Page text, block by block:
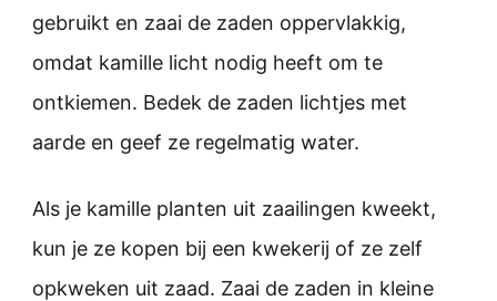
gebruikt en zaai de zaden oppervlakkig,
omdat kamille licht nodig heeft om te
ontkiemen. Bedek de zaden lichtjes met
aarde en geef ze regelmatig water.
Als je kamille planten uit zaailingen kweekt,
kun je ze kopen bij een kwekerij of ze zelf
opkweken uit zaad. Zaai de zaden in kleine